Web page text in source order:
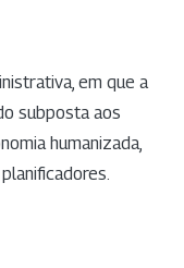
em que a
subposta aos
humanizada,